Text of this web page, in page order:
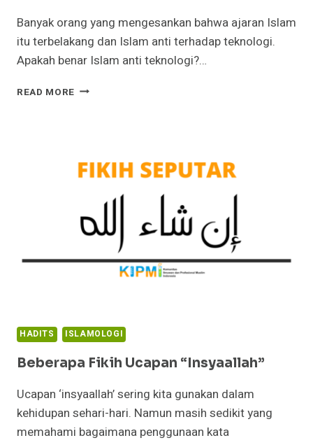
Banyak orang yang mengesankan bahwa ajaran Islam
itu terbelakang dan Islam anti terhadap teknologi.
Apakah benar Islam anti teknologi?…
READ MORE ISLAM
HADITS ISLAMOLOGI
Beberapa Fikih Ucapan “Insyaallah”
Ucapan ‘insyaallah’ sering kita gunakan dalam
kehidupan sehari-hari. Namun masih sedikit yang
memahami bagaimana penggunaan kata